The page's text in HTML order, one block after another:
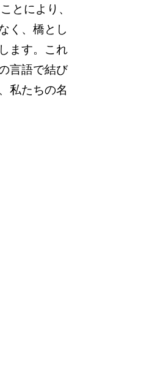
とにより、
く、橋とし
ます。これ
言語で結び
私たちの名